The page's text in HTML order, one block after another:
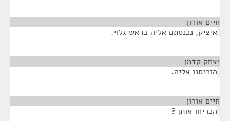
חיים אורון
איציק, נכנסתם אליה בראש גלוי.
יצחק קדמן
הוכנסנו אליה.
חיים אורון
הכריחו אותך?